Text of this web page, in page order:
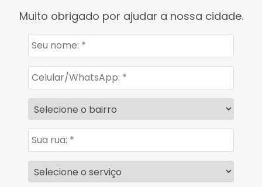
Muito obrigado por ajudar a nossa cidade.